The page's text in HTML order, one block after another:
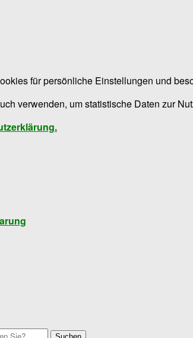
für persönliche Einstellungen und
verwenden, um statistische Daten zur